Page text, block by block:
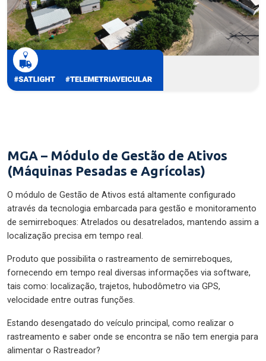
MGA – Módulo de Gestão de Ativos
(Máquinas Pesadas e Agrícolas)
O módulo de Gestão de Ativos está altamente configurado
através da tecnologia embarcada para gestão e monitoramento
de semirreboques: Atrelados ou desatrelados, mantendo assim a
localização precisa em tempo real.
Produto que possibilita o rastreamento de semirreboques,
fornecendo em tempo real diversas informações via software,
tais como: localização, trajetos, hubodômetro via GPS,
velocidade entre outras funções.
Estando desengatado do veículo principal, como realizar o
rastreamento e saber onde se encontra se não tem energia para
alimentar o Rastreador?